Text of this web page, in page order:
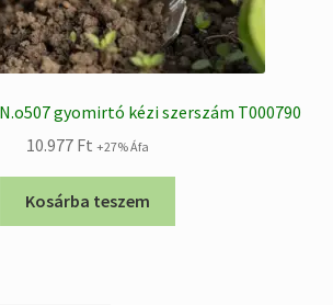
gyomirtó kézi szerszám T000790
10.977 Ft +27% Áfa
Kosárba teszem